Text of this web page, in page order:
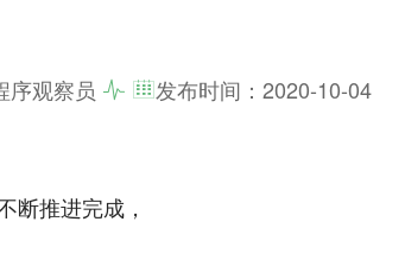
序观察员 发布时间： 2020-10-04
断推进完成，